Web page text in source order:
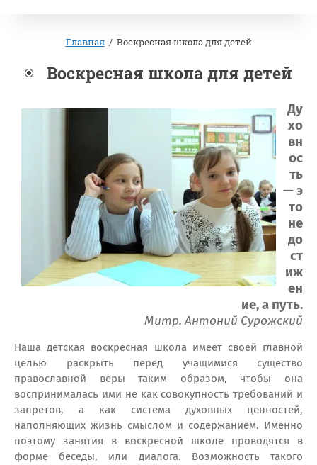
Главная / Воскресная школа для детей
Воскресная школа для детей
Ду
хо
вн
ос
ть
— э
то
не
до
ст
иж
ен
ие, а путь.
Митр. Антоний Сурожский
Наша детская воскресная школа имеет своей главной
целью раскрыть перед учащимися существо
православной веры таким образом, чтобы она
воспринималась ими не как совокупность требований и
запретов, а как система духовных ценностей,
наполняющих жизнь смыслом и содержанием. Именно
поэтому занятия в воскресной школе проводятся в
форме беседы, или диалога. Возможность такого